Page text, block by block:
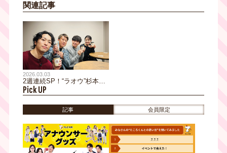
関連記事
2026.03.03
2週連続SP！“ラオウ”杉本裕
太郎が初の取材交渉に挑戦！
オリ党のますだおかだ岡⽥＆
親友 福田周平と大阪の喫茶
Pick UP
記事 会員限定